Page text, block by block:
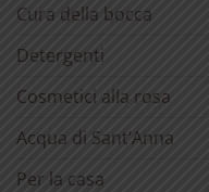
Cura della bocca
Detergenti
Cosmetici alla rosa
Acqua di Sant’Anna
Per la casa